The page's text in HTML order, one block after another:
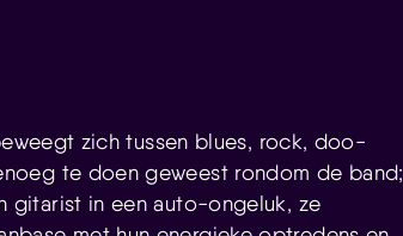
zich tussen blues, rock, doo-
te doen geweest rondom de band;
gitarist in een auto-ongeluk, ze